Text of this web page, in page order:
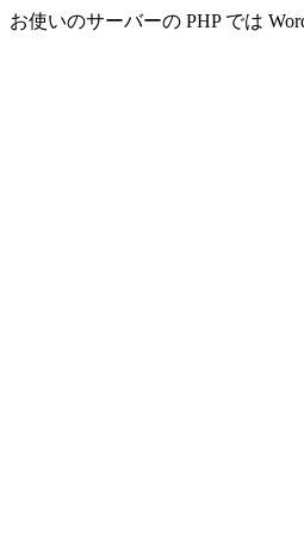
お使いのサーバーの PHP では